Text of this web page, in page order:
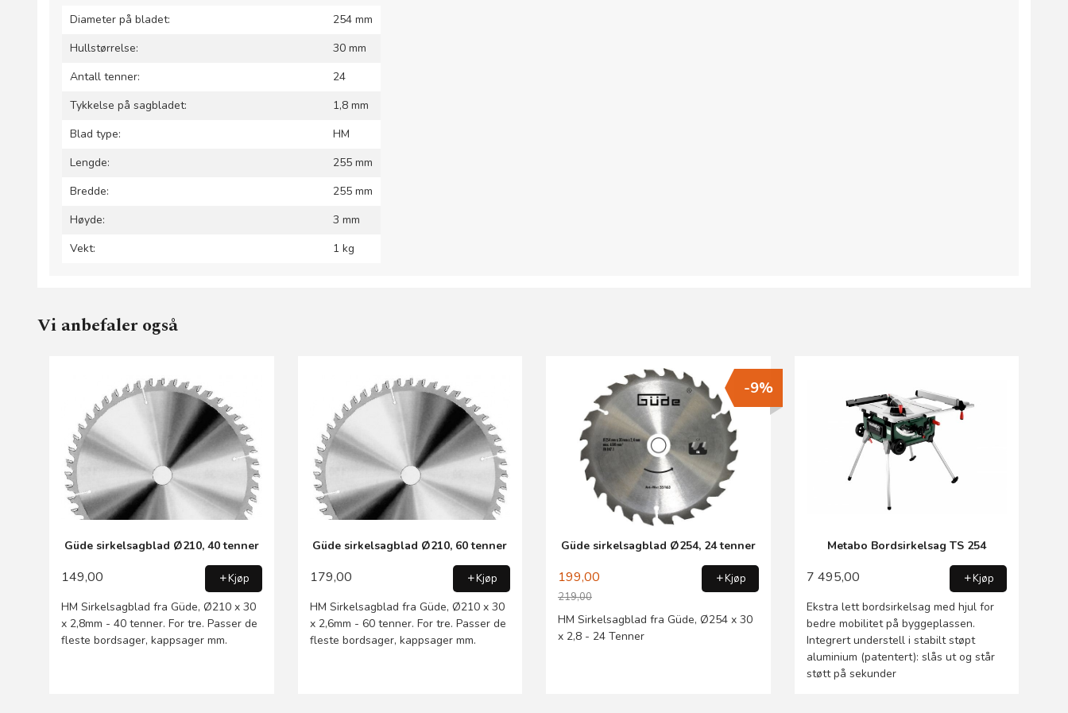
Diameter på bladet:
254 mm
Hullstørrelse:
30 mm
Antall tenner:
24
Tykkelse på sagbladet:
1,8 mm
Blad type:
HM
Lengde:
255 mm
Bredde:
255 mm
Høyde:
3 mm
Vekt:
1 kg
Vi anbefaler også
Güde sirkelsagblad Ø210, 40 tenner
149,00 Kjøp
HM Sirkelsagblad fra Güde, Ø210 x 30
x 2,8mm - 40 tenner. For tre. Passer de
fleste bordsager, kappsager mm.
Güde sirkelsagblad Ø210, 60 tenner
179,00 Kjøp
HM Sirkelsagblad fra Güde, Ø210 x 30
x 2,6mm - 60 tenner. For tre. Passer de
fleste bordsager, kappsager mm.
Güde sirkelsagblad Ø254, 24 tenner
199,00
219,00
Rabatt
-9%
Kjøp
HM Sirkelsagblad fra Güde, Ø254 x 30
x 2,8 - 24 Tenner
Metabo Bordsirkelsag TS 254
7 495,00 Kjøp
Ekstra lett bordsirkelsag med hjul for
bedre mobilitet på byggeplassen.
Integrert understell i stabilt støpt
aluminium (patentert): slås ut og står
støtt på sekunder